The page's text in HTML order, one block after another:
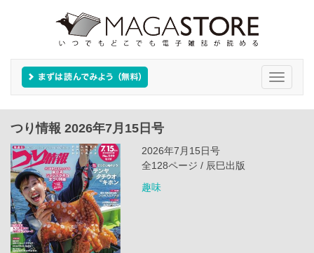
Toggle
つり情報 2026年7月15日号
2026年7月15日号
全128ページ / 辰巳出版
趣味